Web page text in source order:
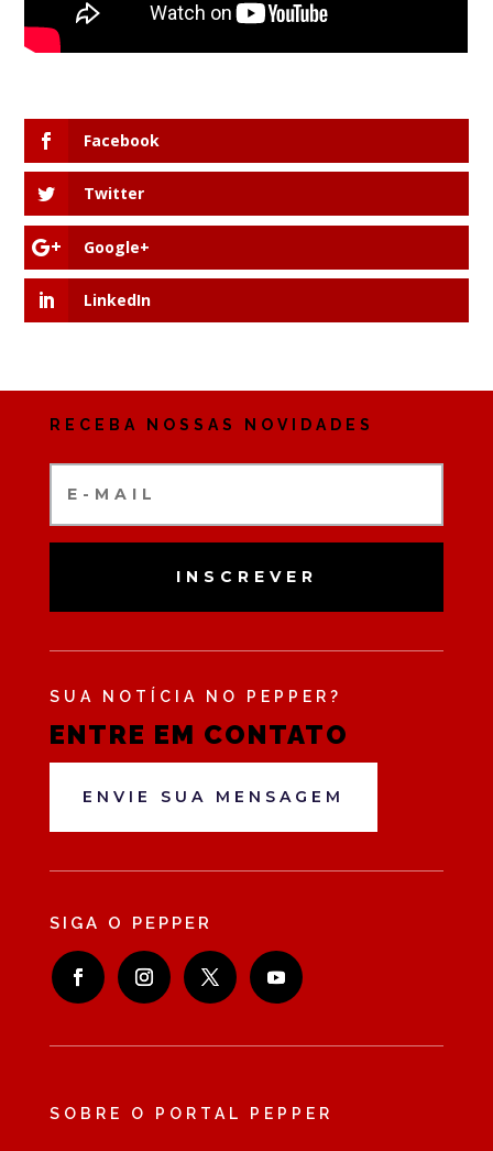
Facebook
Twitter
Google+
LinkedIn
RECEBA NOSSAS NOVIDADES
INSCREVER
SUA NOTÍCIA NO PEPPER?
ENTRE EM CONTATO
ENVIE SUA MENSAGEM
SIGA O PEPPER
SOBRE O PORTAL PEPPER